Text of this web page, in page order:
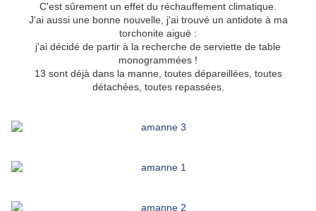
C'est sûrement un effet du réchauffement climatique.
J'ai aussi une bonne nouvelle, j'ai trouvé un antidote à ma
torchonite aiguë :
j'ai décidé de partir à la recherche de serviette de table
monogrammées !
13 sont déjà dans la manne, toutes dépareillées, toutes
détachées, toutes repassées.